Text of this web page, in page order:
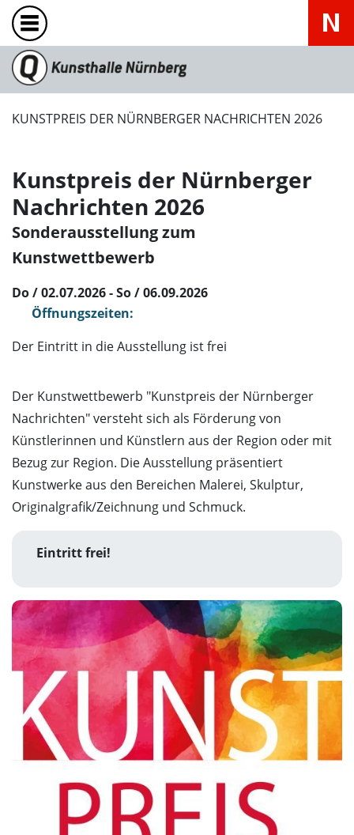
KUNSTPREIS DER NÜRNBERGER NACHRICHTEN 2026
Kunstpreis der Nürnberger
Nachrichten 2026
Sonderausstellung zum
Kunstwettbewerb
Do / 02.07.2026 - So / 06.09.2026
Öffnungszeiten:
Der Eintritt in die Ausstellung ist frei
Der Kunstwettbewerb "Kunstpreis der Nürnberger
Nachrichten" versteht sich als Förderung von
Künstlerinnen und Künstlern aus der Region oder mit
Bezug zur Region. Die Ausstellung präsentiert
Kunstwerke aus den Bereichen Malerei, Skulptur,
Originalgrafik/Zeichnung und Schmuck.
Eintritt frei!